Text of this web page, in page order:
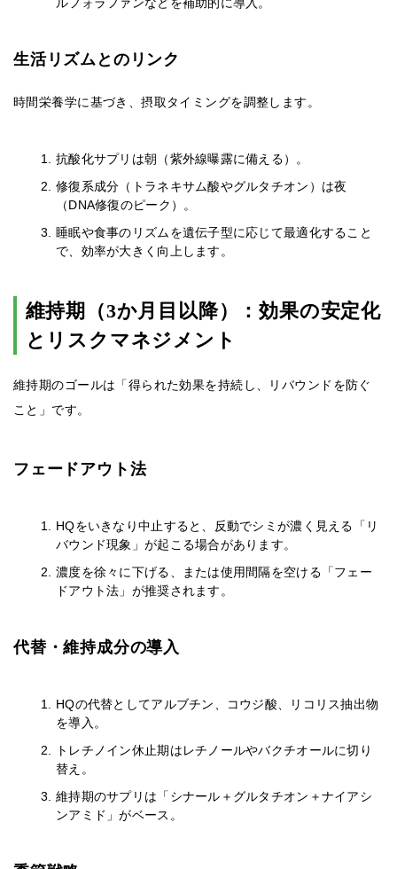
ルフォラファンなどを補助的に導入。
生活リズムとのリンク
時間栄養学に基づき、摂取タイミングを調整します。
抗酸化サプリは朝（紫外線曝露に備える）。
修復系成分（トラネキサム酸やグルタチオン）は夜
（DNA修復のピーク）。
睡眠や食事のリズムを遺伝子型に応じて最適化すること
で、効率が大きく向上します。
維持期（3か月目以降）：効果の安定化
とリスクマネジメント
維持期のゴールは「得られた効果を持続し、リバウンドを防ぐ
こと」です。
フェードアウト法
HQをいきなり中止すると、反動でシミが濃く見える「リ
バウンド現象」が起こる場合があります。
濃度を徐々に下げる、または使用間隔を空ける「フェー
ドアウト法」が推奨されます。
代替・維持成分の導入
HQの代替としてアルブチン、コウジ酸、リコリス抽出物
を導入。
トレチノイン休止期はレチノールやバクチオールに切り
替え。
維持期のサプリは「シナール＋グルタチオン＋ナイアシ
ンアミド」がベース。